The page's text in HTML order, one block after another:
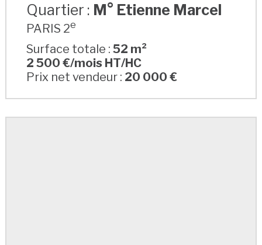
Quartier : M° Etienne Marcel
PARIS 2e
Surface totale :52 m²
2 500 €/mois HT/HC
Prix net vendeur : 20 000 €